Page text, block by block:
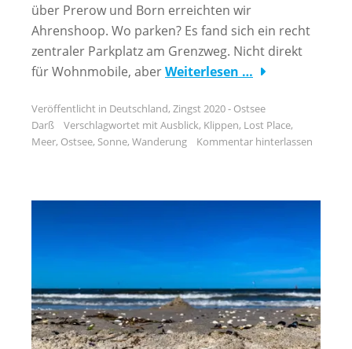
über Prerow und Born erreichten wir
Ahrenshoop. Wo parken? Es fand sich ein recht
zentraler Parkplatz am Grenzweg. Nicht direkt
für Wohnmobile, aberWeiterlesen …
Veröffentlicht in Deutschland, Zingst 2020 - Ostsee
Darß
Verschlagwortet mitAusblick, Klippen, Lost Place,
Meer, Ostsee, Sonne, Wanderung Kommentar hinterlassen